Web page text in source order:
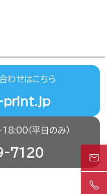
わせはこちら
print.jp
（平日のみ）
7120